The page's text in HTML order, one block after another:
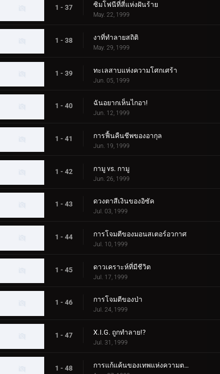
1 - 37 ซิมโฟนีที่สี่แห่งฝันร้าย
May. 22, 1999
1 - 38 งาที่ทำลายสถิติ
May. 29, 1999
1 - 39 ทะเลสาบแห่งความโศกเศร้า
Jun. 05, 1999
1 - 40 ฉันอยากเห็นไกอา!
Jun. 12, 1999
1 - 41 การฟื้นคืนชีพของอากุล
Jun. 19, 1999
1 - 42 กามู vs. กามู
Jun. 26, 1999
1 - 43 ดวงตาสีเงินของอิซัค
Jul. 03, 1999
1 - 44 การโจมตีของมอนสเตอร์อวกาศ
Jul. 10, 1999
1 - 45 ดาวเคราะห์ที่มีชีวิต
Jul. 17, 1999
1 - 46 การโจมตีของป่า
Jul. 24, 1999
1 - 47 X.I.G. ถูกทำลาย!?
Jul. 31, 1999
1 - 48 การแก้แค้นของเทพแห่งความตาย